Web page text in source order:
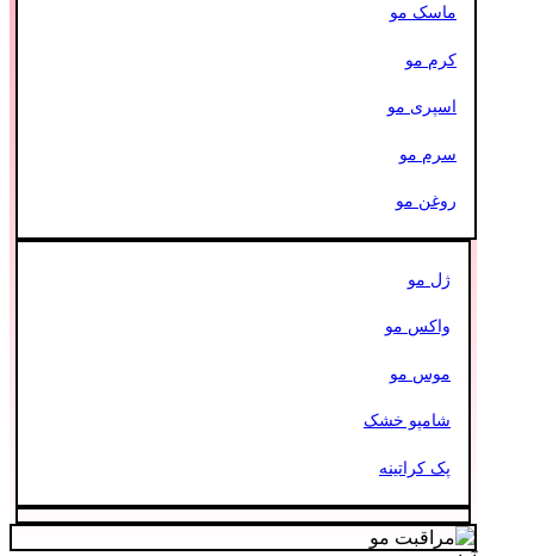
ماسک مو
کرم مو
اسپری مو
سرم مو
روغن مو
ژل مو
واکس مو
موس مو
شامپو خشک
پک کراتینه